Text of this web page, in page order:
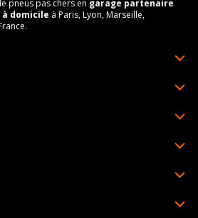
pneus pas chers en garage partenaire
domicile à Paris, Lyon, Marseille,